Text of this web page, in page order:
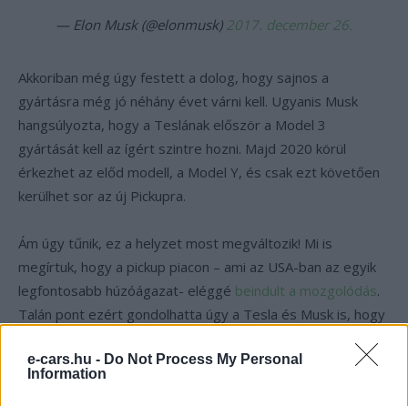
e-cars.hu - Do Not Process My Personal
Information
— Elon Musk (@elonmusk) 2017. december 26.
Akkoriban még úgy festett a dolog, hogy sajnos a
gyártásra még jó néhány évet várni kell. Ugyanis Musk
hangsúlyozta, hogy a Teslának először a Model 3
gyártását kell az ígért szintre hozni. Majd 2020 körül
érkezhet az előd modell, a Model Y, és csak ezt követően
kerülhet sor az új Pickupra.
Ám úgy tűnik, ez a helyzet most megváltozik! Mi is
megírtuk, hogy a pickup piacon – ami az USA-ban az egyik
legfontosabb húzóágazat- eléggé beindult a mozgolódás.
Talán pont ezért gondolhatta úgy a Tesla és Musk is, hogy
kimarad!